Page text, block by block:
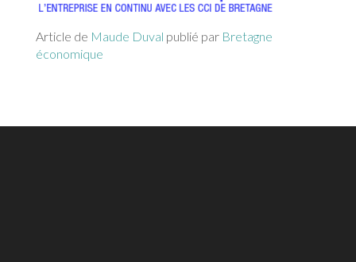
Article de Maude Duval publié parBretagne
économique